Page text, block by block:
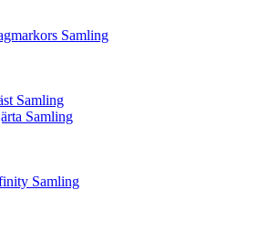
Samling
Samling
Samling
Samling